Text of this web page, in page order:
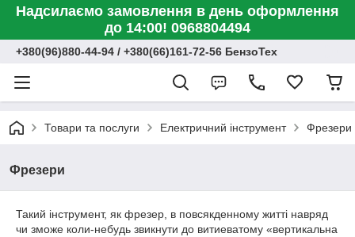
Надсилаємо замовлення в день оформлення
до 14:00! 0968804494
+380(96)880-44-94 / +380(66)161-72-56 БензоТех
Товари та послуги Електричний інструмент Фрезери
Фрезери
Такий інструмент, як фрезер, в повсякденному житті навряд
чи зможе коли-небудь звикнути до витиеватому «вертикальна